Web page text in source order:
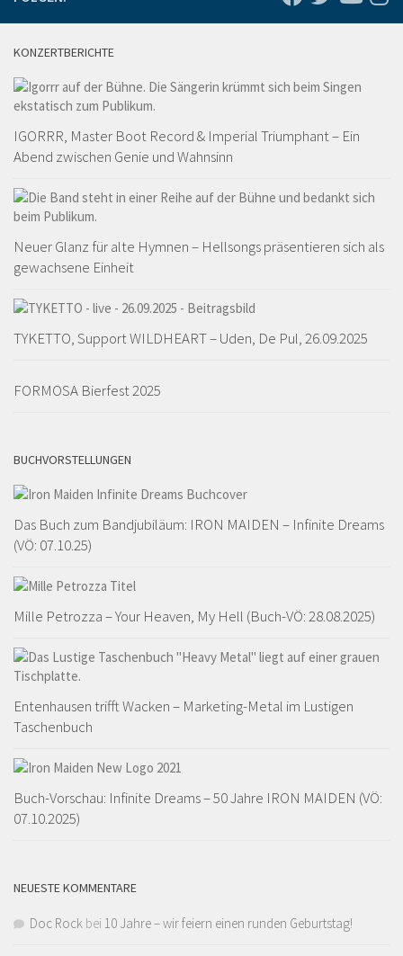
KONZERTBERICHTE
IGORRR, Master Boot Record & Imperial Triumphant – Ein
Abend zwischen Genie und Wahnsinn
Neuer Glanz für alte Hymnen – Hellsongs präsentieren sich als
gewachsene Einheit
TYKETTO, Support WILDHEART – Uden, De Pul, 26.09.2025
FORMOSA Bierfest 2025
BUCHVORSTELLUNGEN
Das Buch zum Bandjubiläum: IRON MAIDEN – Infinite Dreams
(VÖ: 07.10.25)
Mille Petrozza – Your Heaven, My Hell (Buch-VÖ: 28.08.2025)
Entenhausen trifft Wacken – Marketing-Metal im Lustigen
Taschenbuch
Buch-Vorschau: Infinite Dreams – 50 Jahre IRON MAIDEN (VÖ:
07.10.2025)
NEUESTE KOMMENTARE
Doc Rock bei 10 Jahre – wir feiern einen runden Geburtstag!